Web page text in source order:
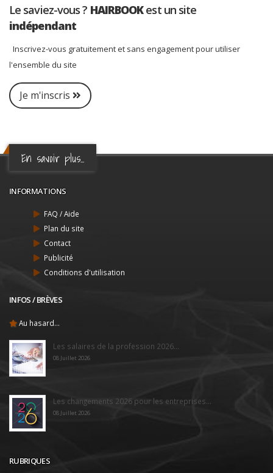
Le saviez-vous ? HAIRBOOKest un site
indépendant
Inscrivez-vous gratuitement et sans engagement pour utiliser
l'ensemble du site
Je m'inscris
En savoir plus...
INFORMATIONS
FAQ / Aide
Plan du site
Contact
Publicité
Conditions d'utilisation
INFOS / BRÈVES
Au hasard...
Les salaires de la profession 2026...
08 Juillet 2026
Les changements 2026 pour les entreprises...
08 Juillet 2026
RUBRIQUES